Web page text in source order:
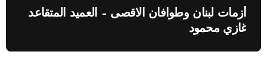
أزمات لبنان وطوافان الاقصى – العميد المتقاعد
غازي محمود